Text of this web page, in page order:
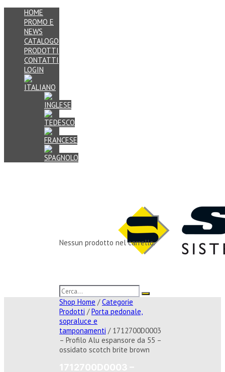
HOME
PROMO E
NEWS
CATALOGO
PRODOTTI
CONTATTI
LOGIN
Nessun prodotto nel carrello.
Shop Home /Categorie
Prodotti /Porta pedonale,
sopraluce e
tamponamenti / 1712700D0003
– Profilo Alu espansore da 55 –
ossidato scotch brite brown